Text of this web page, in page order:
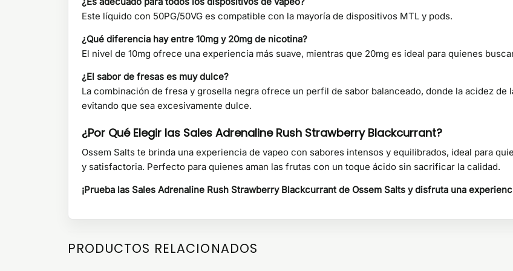
Este líquido con 50PG/50VG es compatible con la mayoría de dispositivos MTL y pods.
¿Qué diferencia hay entre 10mg y 20mg de nicotina?
El nivel de 10mg ofrece una experiencia más suave, mientras que 20mg es ideal para quienes
¿El sabor de fresas es muy dulce?
La combinación de fresa y grosella negra ofrece un perfil de sabor balanceado, donde la acidez de
evitando que sea excesivamente dulce.
¿Por Qué Elegir las Sales Adrenaline Rush Strawberry Blackcurrant?
Ossem Salts te brinda una experiencia de vapeo con sabores intensos y equilibrados, ideal para
y satisfactoria. Perfecto para quienes aman las frutas con un toque ácido sin sacrificar la calidad.
¡Prueba las Sales Adrenaline Rush Strawberry Blackcurrant de Ossem Salts y disfruta una
PRODUCTOS RELACIONADOS